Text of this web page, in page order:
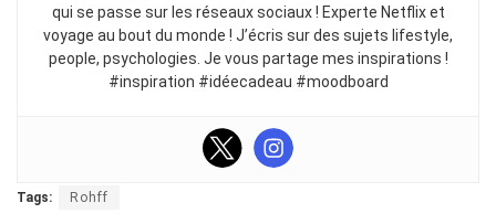
qui se passe sur les réseaux sociaux ! Experte Netflix et
voyage au bout du monde ! J’écris sur des sujets lifestyle,
people, psychologies. Je vous partage mes inspirations !
#inspiration #idéecadeau #moodboard
Tags: Rohff